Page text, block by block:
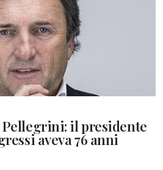
il presidente
aveva 76 anni